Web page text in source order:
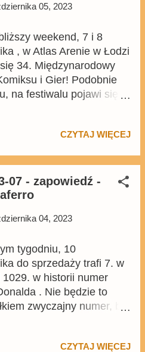
05, 2023
weekend, 7 i 8
, w Atlas Arenie w Łodzi
34. Międzynarodowy
i Gier! Podobnie
na festiwalu pojawi się
zapowiedzi
znajdziecie na
, tam też są
szczegółowe
wydawnictwo Egmont .
część redakcji Kaczej
i Centrum
Disneya. Na pewno na
będą pojawiały się też
z Łodzi . Całość
CZYTAJ WIĘCEJ
07 - zapowiedź -
04, 2023
tygodniu, 10
do sprzedaży trafi 7. w
w historii numer
. Nie będzie to
zwyczajny numer, bo
spodziewać się, że
CZYTAJ WIĘCEJ